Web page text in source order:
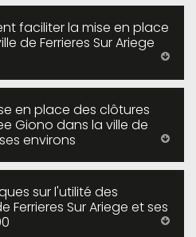
faciliter la mise en place
de Ferrieres Sur Ariege
en place des clôtures
Giono dans la ville de
environs
sur l'utilité des
Ferrieres Sur Ariege et ses